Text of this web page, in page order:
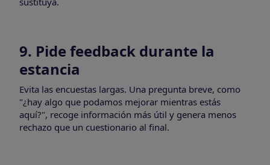
9. Pide feedback durante la
estancia
Evita las encuestas largas. Una pregunta breve, como
"¿hay algo que podamos mejorar mientras estás
aquí?", recoge información más útil y genera menos
rechazo que un cuestionario al final.